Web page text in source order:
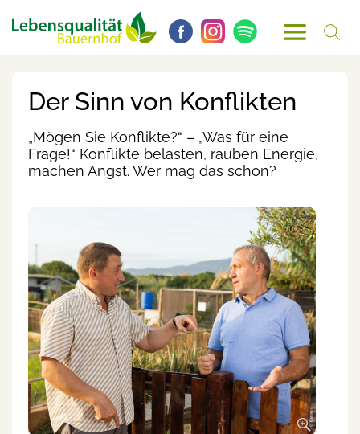
Der Sinn von Konflikten
„Mögen Sie Konflikte?“ – „Was für eine
Frage!“ Konflikte belasten, rauben Energie,
machen Angst. Wer mag das schon?